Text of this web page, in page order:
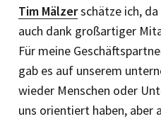
Tim Mälzerschätze ich,
auch dank großartiger
Für meine
gab es auf unserem
wieder Menschen oder
uns orientiert haben, aber